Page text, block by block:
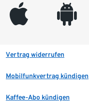
appleinc android
Vertrag widerrufen
Mobilfunkvertrag kündigen
Kaffee-Abo kündigen